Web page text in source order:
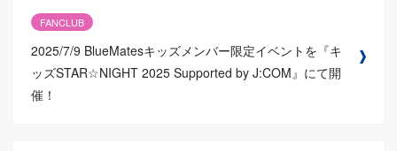
FANCLUB
2025/7/9 BlueMatesキッズメンバー限定イベントを『キ
ッズSTAR☆NIGHT 2025 Supported by J:COM』にて開
催！